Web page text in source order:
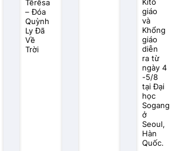
Têrêsa
– Đóa
Quỳnh
Ly Đã
Về
Trời
Kitô
giáo
và
Khổng
giáo
diễn
ra từ
ngày 4
-5/8
tại Đại
học
Sogang
ở
Seoul,
Hàn
Quốc.